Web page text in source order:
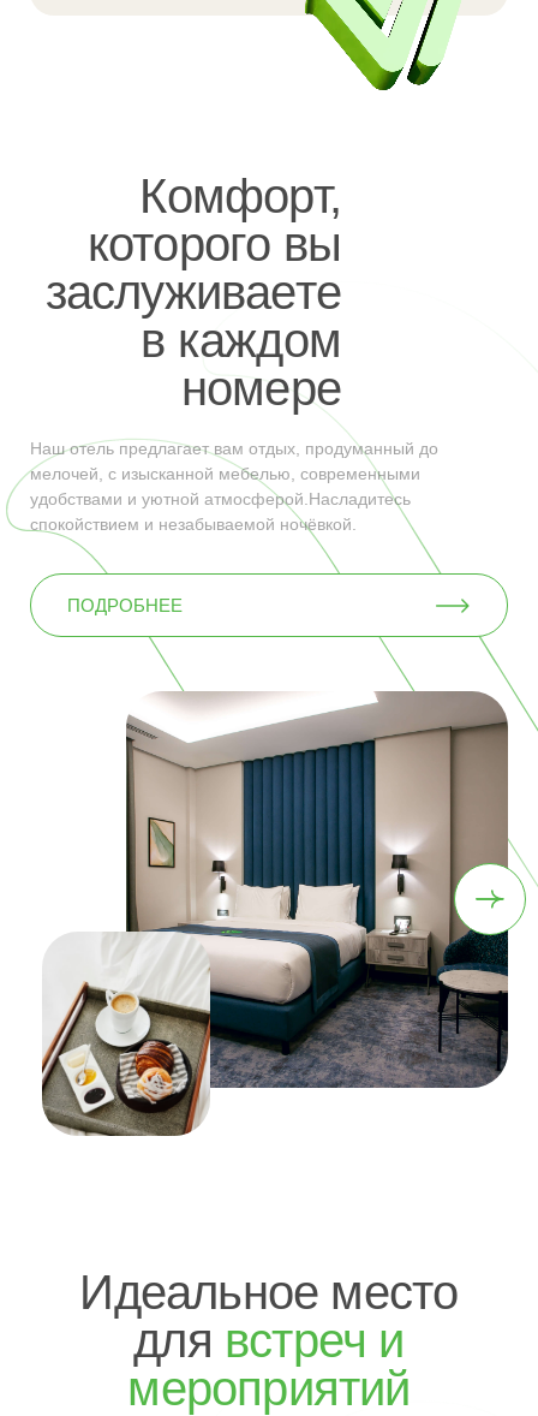
Комфорт,
которого вы
заслуживаете
в каждом
номере
Наш отель предлагает вам отдых, продуманный до
мелочей, с изысканной мебелью, современными
удобствами и уютной атмосферой.Насладитесь
спокойствием и незабываемой ночёвкой.
ПОДРОБНЕЕ
Идеальное место
для встреч и
мероприятий